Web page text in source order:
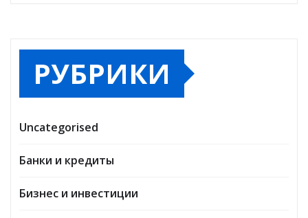
РУБРИКИ
Uncategorised
Банки и кредиты
Бизнес и инвестиции